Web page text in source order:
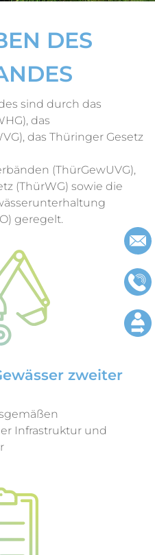
DES
sind durch das
das
das Thüringer Gesetz
(ThürGewUVG),
(ThürWG) sowie die
geregelt.
zweiter
Infrastruktur und